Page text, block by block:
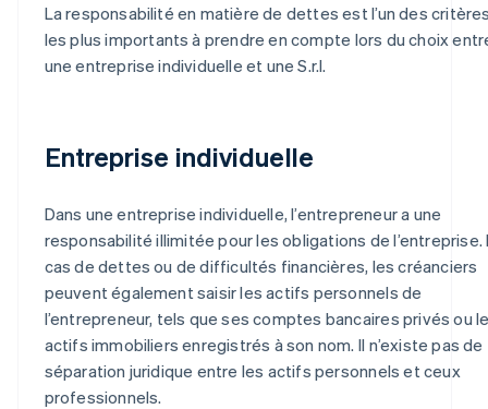
La responsabilité en matière de dettes est l’un des
les plus importants à prendre en compte lors du choix
une entreprise individuelle et une S.r.l.
Entreprise individuelle
Dans une entreprise individuelle, l’entrepreneur a une
responsabilité illimitée pour les obligations de l’entreprise.
cas de dettes ou de difficultés financières, les créanciers
peuvent également saisir les actifs personnels de
l’entrepreneur, tels que ses comptes bancaires privés ou
actifs immobiliers enregistrés à son nom. Il n’existe pas de
séparation juridique entre les actifs personnels et ceux
professionnels.